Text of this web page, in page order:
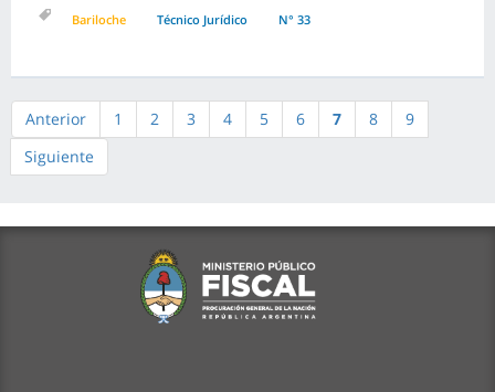
Bariloche Técnico Jurídico N° 33
Anterior 1 2 3 4 5 6 7 8
9
Siguiente